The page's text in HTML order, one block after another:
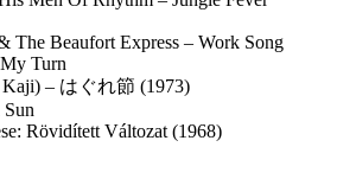
The Beaufort Express – Work Song
Turn
– はぐれ節 (1973)
Sun
Rövidített Változat (1968)